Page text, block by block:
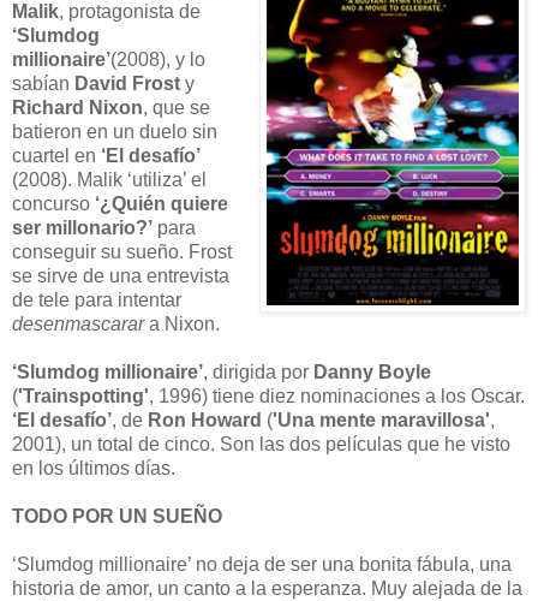
Malik, protagonista de
‘Slumdog
millionaire’(2008), y lo
sabían David Frost y
Richard Nixon, que se
batieron en un duelo sin
cuartel en ‘El desafío’
(2008). Malik ‘utiliza’ el
concurso ‘¿Quién quiere
ser millonario?’ para
conseguir su sueño. Frost
se sirve de una entrevista
de tele para intentar
desenmascarara Nixon.
‘Slumdog millionaire’, dirigida por Danny Boyle
('Trainspotting', 1996) tiene diez nominaciones a los Oscar.
‘El desafío’, de Ron Howard ('Una mente maravillosa',
2001), un total de cinco. Son las dos películas que he visto
en los últimos días.
TODO POR UN SUEÑO
‘Slumdog millionaire’ no deja de ser una bonita fábula, una
historia de amor, un canto a la esperanza. Muy alejada de la